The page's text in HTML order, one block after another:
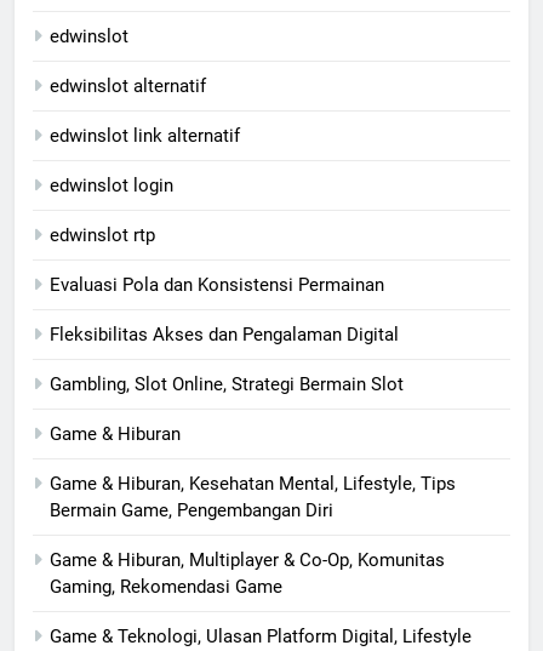
edwinslot
edwinslot alternatif
edwinslot link alternatif
edwinslot login
edwinslot rtp
Evaluasi Pola dan Konsistensi Permainan
Fleksibilitas Akses dan Pengalaman Digital
Gambling, Slot Online, Strategi Bermain Slot
Game & Hiburan
Game & Hiburan, Kesehatan Mental, Lifestyle, Tips
Bermain Game, Pengembangan Diri
Game & Hiburan, Multiplayer & Co-Op, Komunitas
Gaming, Rekomendasi Game
Game & Teknologi, Ulasan Platform Digital, Lifestyle